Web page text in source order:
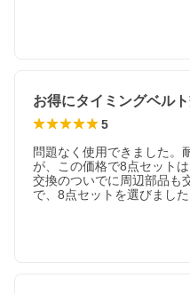
お得にタイミングベルト
5
問題なく使用できました。
が、この価格で8点セット
交換のついでに周辺部品も
で、8点セットを選びました